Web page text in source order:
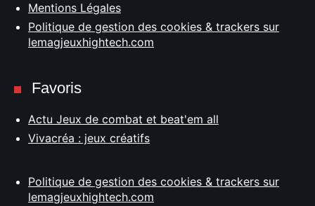
Mentions Légales
Politique de gestion des cookies & trackers sur
lemagjeuxhightech.com
Favoris
Actu Jeux de combat et beat'em all
Vivacréa : jeux créatifs
Politique de gestion des cookies & trackers sur
lemagjeuxhightech.com